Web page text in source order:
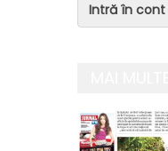
Intră în cont